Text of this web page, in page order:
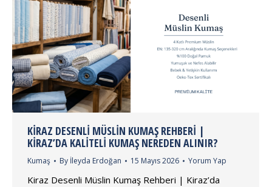
KIRAZ DESENLI MÜSLIN KUMAŞ REHBERI |
KIRAZ’DA KALITELI KUMAŞ NEREDEN ALINIR?
Kumaş By İleyda Erdoğan 15 Mayıs 2026 Yorum Yap
Kiraz Desenli Müslin Kumaş Rehberi | Kiraz’da